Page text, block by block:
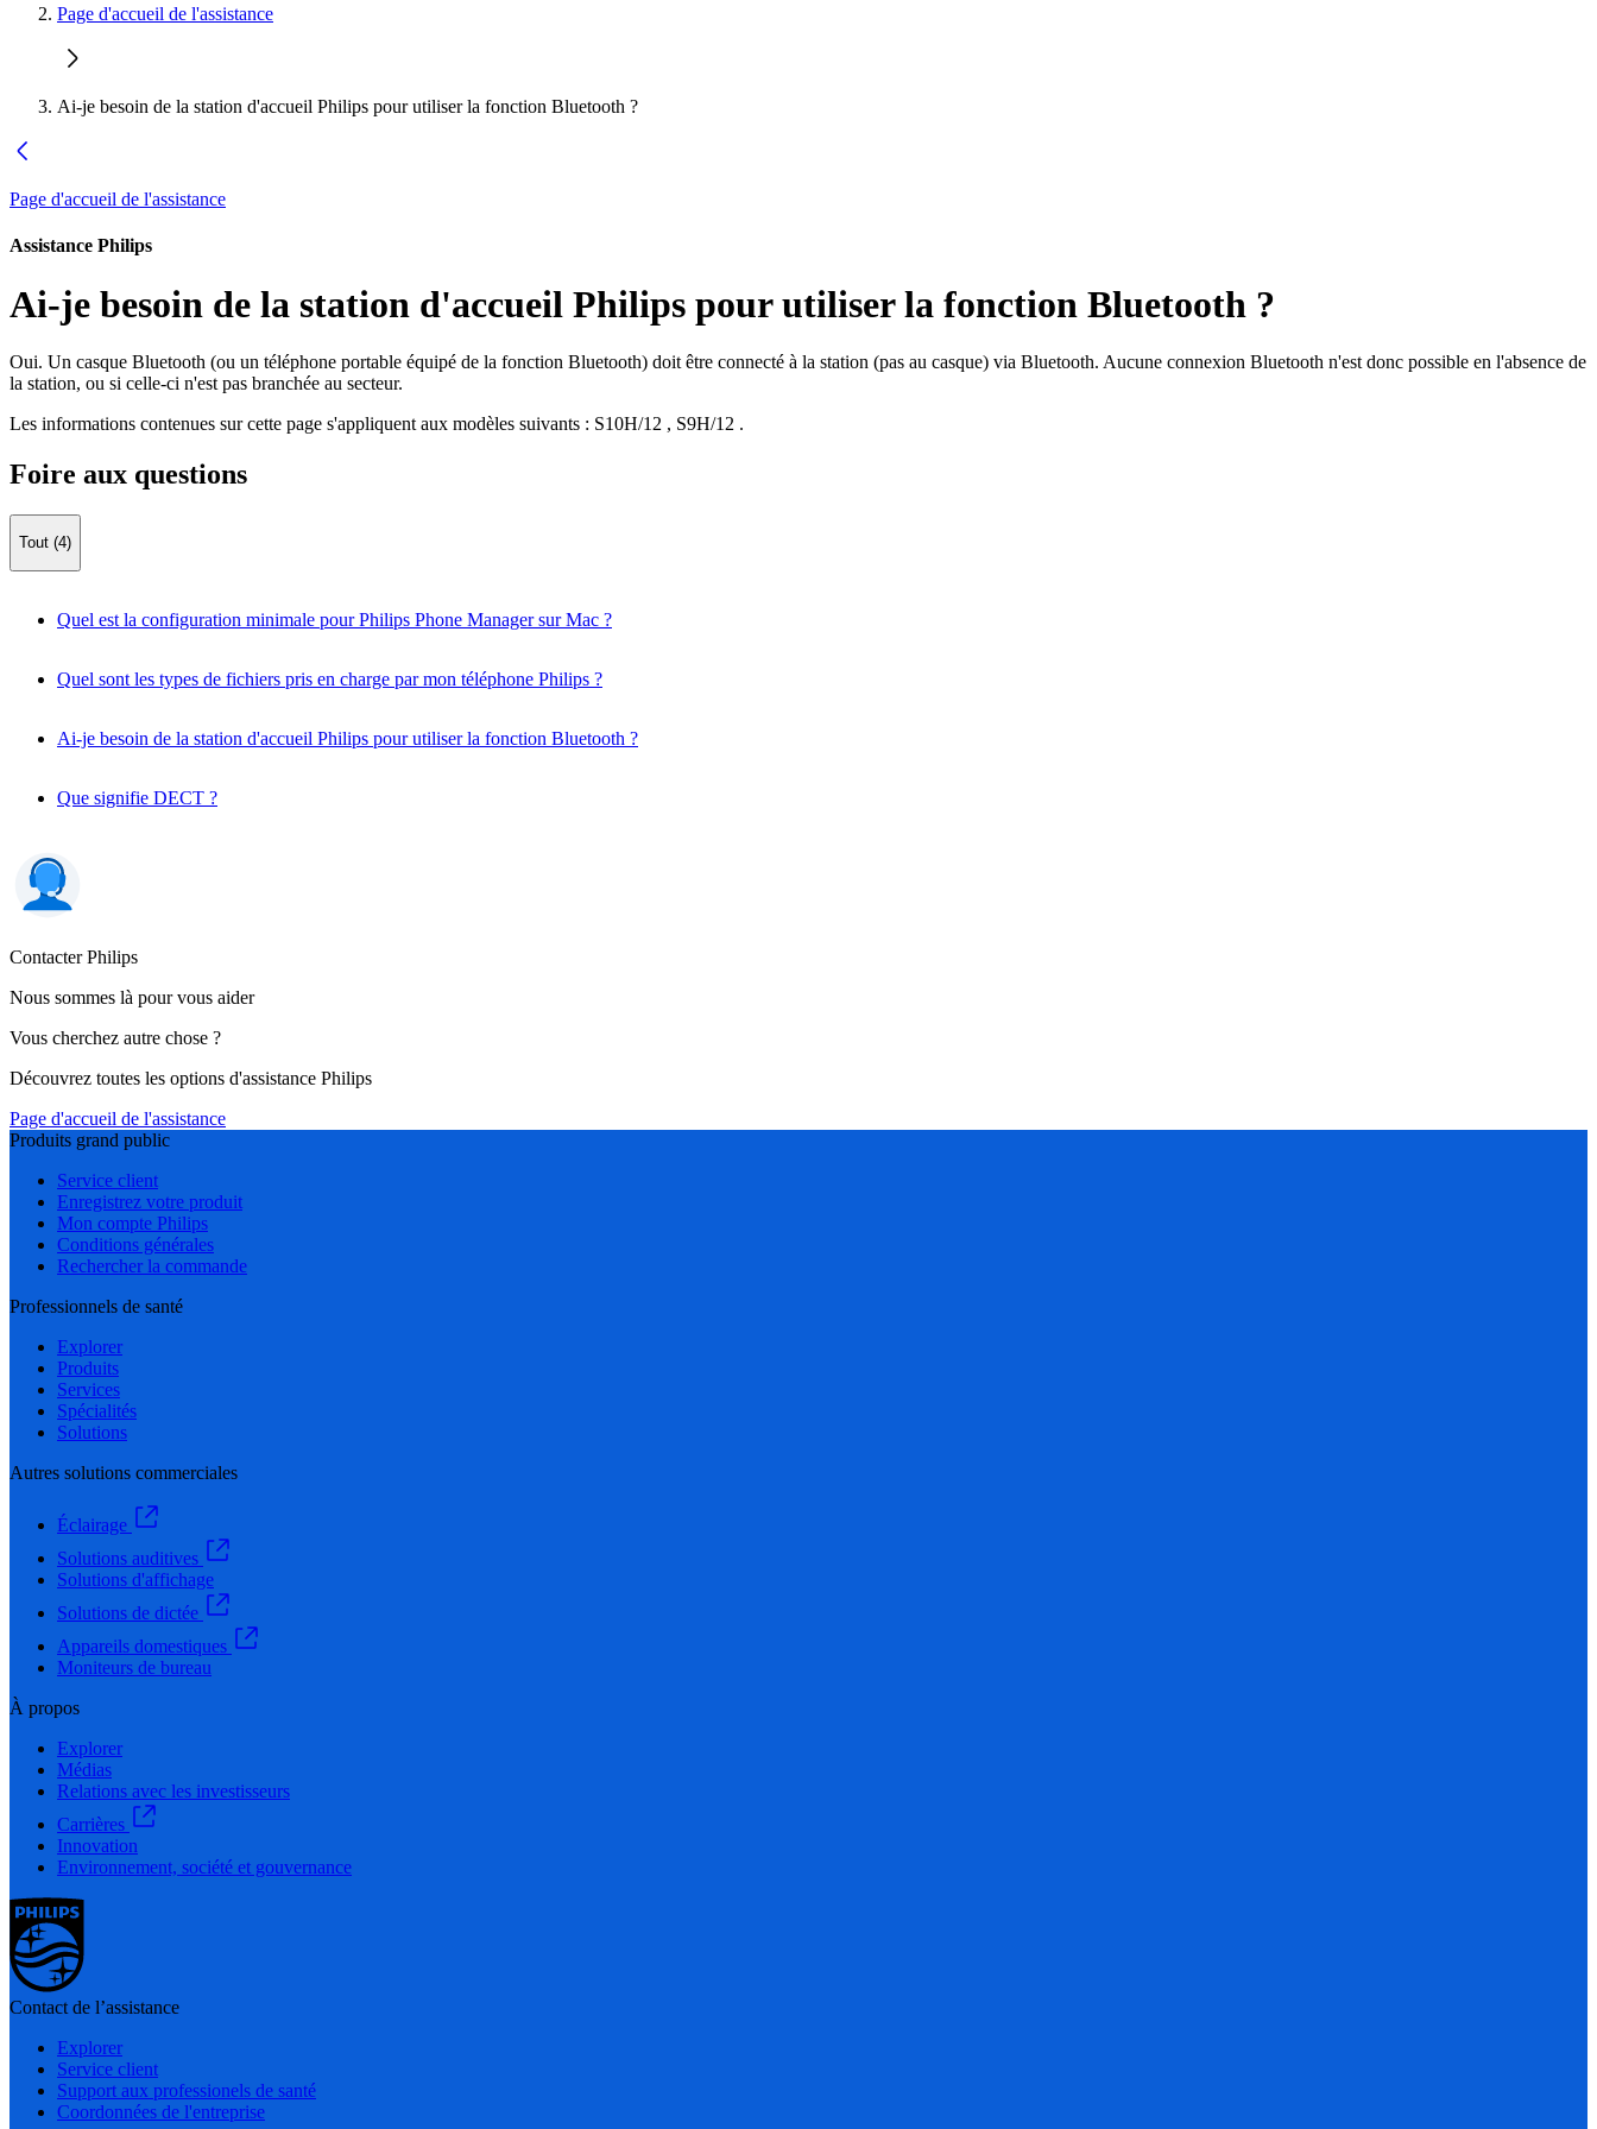
Page d'accueil de l'assistance
Ai-je besoin de la station d'accueil Philips pour utiliser la fonction Bluetooth ?
Page d'accueil de l'assistance
Assistance Philips
Ai-je besoin de la station d'accueil Philips pour utiliser la fonction Bluetooth ?
Oui. Un casque Bluetooth (ou un téléphone portable équipé de la fonction Bluetooth) doit être connecté à la station (pas au casque) via Bluetooth. Aucune connexion Bluetooth n'est donc possible en l'absence de
la station, ou si celle-ci n'est pas branchée au secteur.
Les informations contenues sur cette page s'appliquent aux modèles suivants : S10H/12 , S9H/12 .
Foire aux questions
Tout (4)
Quel est la configuration minimale pour Philips Phone Manager sur Mac ?
Quel sont les types de fichiers pris en charge par mon téléphone Philips ?
Ai-je besoin de la station d'accueil Philips pour utiliser la fonction Bluetooth ?
Que signifie DECT ?
Contacter Philips
Nous sommes là pour vous aider
Vous cherchez autre chose ?
Découvrez toutes les options d'assistance Philips
Page d'accueil de l'assistance
Produits grand public
Service client
Enregistrez votre produit
Mon compte Philips
Conditions générales
Rechercher la commande
Professionnels de santé
Explorer
Produits
Services
Spécialités
Solutions
Autres solutions commerciales
Éclairage
Solutions auditives
Solutions d'affichage
Solutions de dictée
Appareils domestiques
Moniteurs de bureau
À propos
Explorer
Médias
Relations avec les investisseurs
Carrières
Innovation
Environnement, société et gouvernance
Contact de l’assistance
Explorer
Service client
Support aux professionels de santé
Coordonnées de l'entreprise